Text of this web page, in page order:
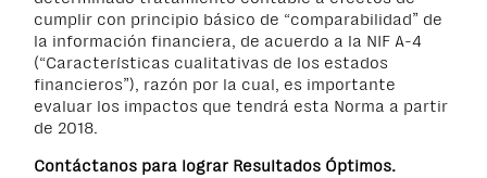
cumplir con principio básico de “comparabilidad” de
la información financiera, de acuerdo a la NIF A-4
(“Características cualitativas de los estados
financieros”), razón por la cual, es importante
evaluar los impactos que tendrá esta Norma a partir
de 2018.
Contáctanos para lograr Resultados Óptimos.